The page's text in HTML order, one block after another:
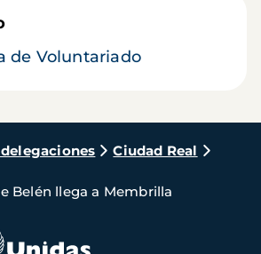
de Voluntariado
Ciudad Real
Belén llega a Membrilla